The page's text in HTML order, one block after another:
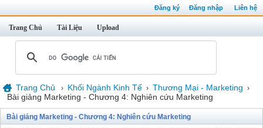
Đăng ký Đăng nhập Liên hệ
Trang Chủ Tài Liệu Upload
Trang Chủ › Khối Ngành Kinh Tế › Thương Mại - Marketing ›
Bài giảng Marketing - Chương 4: Nghiên cứu Marketing
Bài giảng Marketing - Chương 4: Nghiên cứu Marketing